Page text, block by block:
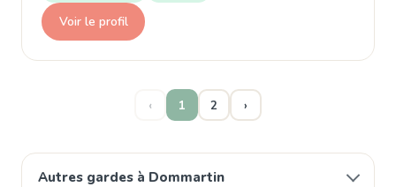
Autres gardes à Dommartin
Voir le profil
‹ 1 2 ›